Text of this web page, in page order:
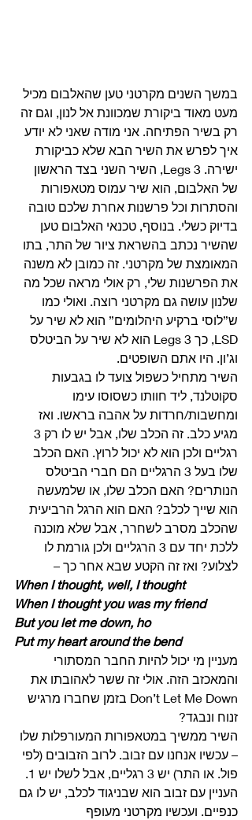
במשך השנים מקרטני טען שהאלבום מכיל
מעט מאוד ביקורת שמכוונת אל לנון, וגם זה
רק בשיר הפתיחה. אני מודה שאני לא יודע
איך לפרש את השיר הבא שלא כביקורת
ישירה. 3 Legs, השיר השני בצד הראשון
של האלבום, הוא שיר עמוס מטאפורות
והסתרות וכל פרשנות אחרת שלכם טובה
בדיוק כשלי. בנוסף, טכנאי האלבום טען
שהשיר נכתב בהשראת ציור של התר, בתו
המאומצת של מקרטני. זה כמובן לא משנה
את הפרשנות שלי, רק אולי מראה שכל מה
שלנון עושה גם מקרטני רוצה. ואולי כמו
ש”לוסי ברקיע היהלומים” הוא לא שיר על
LSD, כך 3 Legs הוא לא שיר על הביטלס
וג’ון. היו אתם השופטים.
השיר מתחיל כשפול צועד לו בגבעות
סקוטלנד, ליד חוותו כשסוסו עימו
ומחשבות/חרדות על אהבה בראשו. ואז
רגליים ולכן הוא לא יכול לרוץ. האם הכלב
שלו בעל 3 הרגליים הם חברי הביטלס
הנותרים? האם הכלב שלו, או שלמעשה
הוא שייך לכלב? האם הוא הרגל הרביעית
שהכלב מסרב לשחרר, אבל שלא מוכנה
ללכת יחד עם 3 הרגליים ולכן גורמת לו
לצלוע? ואז זה הקטע שבא אחר כך –
When I thought, well, I thought
When I thought you was my friend
But you let me down, ho
Put my heart around the bend
מעניין מי יכול להיות החבר המסתורי
והמאכזב הזה. אולי זה ששר לאהובתו את
Don’t Let Me Down בזמן שחברו מרגיש
זנוח ונבגד?
השיר ממשיך במטאפורות המעורפלות שלו
– עכשיו אנחנו עם זבוב. לרוב הזבובים (לפי
פול. או התר) יש 3 רגליים, אבל לשלו יש 1.
העניין עם זבוב הוא שבניגוד לכלב, יש לו גם
כנפיים. ועכשיו מקרטני מעופף